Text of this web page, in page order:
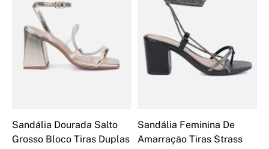
Sandália Dourada Salto
Grosso Bloco Tiras Duplas
Sandália Feminina De
Amarração Tiras Strass